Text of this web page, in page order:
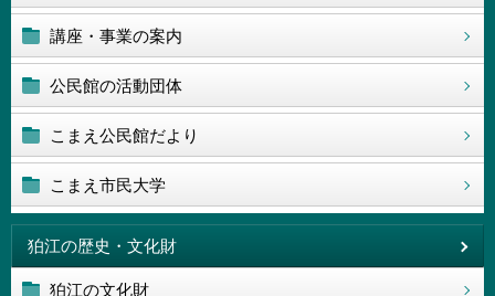
講座・事業の案内
公民館の活動団体
こまえ公民館だより
こまえ市民大学
狛江の歴史・文化財
狛江の文化財